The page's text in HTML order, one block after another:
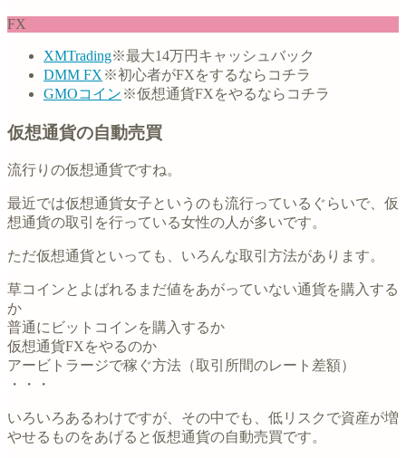
FX
XMTrading※最大14万円キャッシュバック
DMM FX ※初心者がFXをするならコチラ
GMOコイン ※仮想通貨FXをやるならコチラ
仮想通貨の自動売買
流行りの仮想通貨ですね。
最近では仮想通貨女子というのも流行っているぐらいで、仮
想通貨の取引を行っている女性の人が多いです。
ただ仮想通貨といっても、いろんな取引方法があります。
草コインとよばれるまだ値をあがっていない通貨を購入する
か
普通にビットコインを購入するか
仮想通貨FXをやるのか
アービトラージで稼ぐ方法（取引所間のレート差額）
・・・
いろいろあるわけですが、その中でも、低リスクで資産が増
やせるものをあげると仮想通貨の自動売買です。